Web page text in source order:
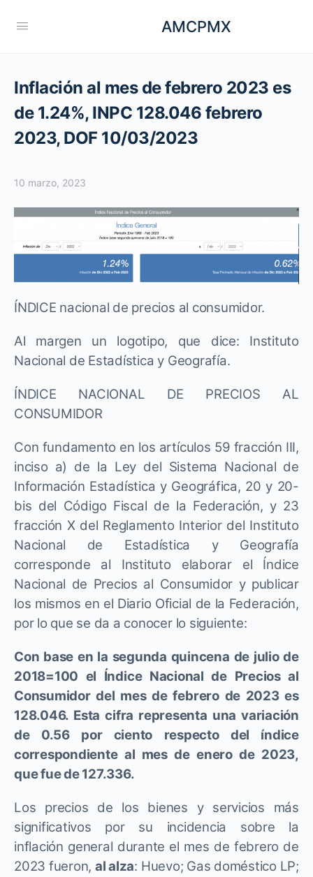
AMCPMX
Inflación al mes de febrero 2023 es
de 1.24%, INPC 128.046 febrero
2023, DOF 10/03/2023
10 marzo, 2023
ÍNDICE nacional de precios al consumidor.
Al margen un logotipo, que dice: Instituto
Nacional de Estadística y Geografía.
ÍNDICE NACIONAL DE PRECIOS AL
CONSUMIDOR
Con fundamento en los artículos 59 fracción III,
inciso a) de la Ley del Sistema Nacional de
Información Estadística y Geográfica, 20 y 20-
bis del Código Fiscal de la Federación, y 23
fracción X del Reglamento Interior del Instituto
Nacional de Estadística y Geografía
corresponde al Instituto elaborar el Índice
Nacional de Precios al Consumidor y publicar
los mismos en el Diario Oficial de la Federación,
por lo que se da a conocer lo siguiente:
Con base en la segunda quincena de julio de
2018=100 el Índice Nacional de Precios al
Consumidor del mes de febrero de 2023 es
128.046. Esta cifra representa una variación
de 0.56 por ciento respecto del índice
correspondiente al mes de enero de 2023,
que fue de 127.336.
Los precios de los bienes y servicios más
significativos por su incidencia sobre la
inflación general durante el mes de febrero de
2023 fueron, al alza: Huevo; Gas doméstico LP;